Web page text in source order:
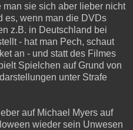
sie sich aber lieber nicht
es, wenn man die DVDs
z.B. in Deutschland bei
- hat man Pech, schaut
an - und statt des Filmes
Spielchen auf Grund von
unter Strafe
auf Michael Myers auf
wieder sein Unwesen